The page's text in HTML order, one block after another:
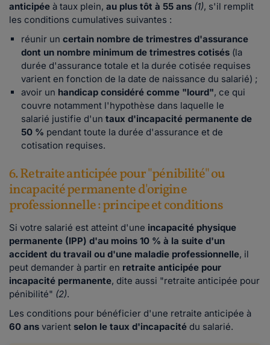
anticipée à taux plein, au plus tôt à 55 ans (1), s'il remplit
les conditions cumulatives suivantes :
réunir un certain nombre de trimestres d'assurance
dont un nombre minimum de trimestres cotisés (la
durée d'assurance totale et la durée cotisée requises
varient en fonction de la date de naissance du salarié) ;
avoir un handicap considéré comme "lourd", ce qui
couvre notamment l'hypothèse dans laquelle le
salarié justifie d'un taux d'incapacité permanente de
50 % pendant toute la durée d'assurance et de
cotisation requises.
6. Retraite anticipée pour "pénibilité" ou
incapacité permanente d'origine
professionnelle : principe et conditions
Si votre salarié est atteint d'une incapacité physique
permanente (IPP) d'au moins 10 % à la suite d'un
accident du travail ou d'une maladie professionnelle, il
peut demander à partir en retraite anticipée pour
incapacité permanente, dite aussi "retraite anticipée pour
pénibilité" (2).
Les conditions pour bénéficier d'une retraite anticipée à
60 ans varient selon le taux d'incapacité du salarié.